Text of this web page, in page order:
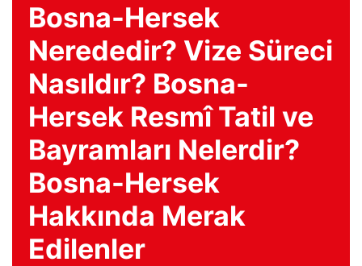
Bosna-Hersek
Nerededir? Vize Süreci
Nasıldır? Bosna-
Hersek Resmî Tatil ve
Bayramları Nelerdir?
Bosna-Hersek
Hakkında Merak
Edilenler